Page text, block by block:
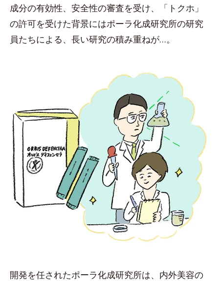
成分の有効性、安全性の審査を受け、「トクホ」
の許可を受けた背景にはポーラ化成研究所の研究
員たちによる、長い研究の積み重ねが…。
開発を任されたポーラ化成研究所は、内外美容の